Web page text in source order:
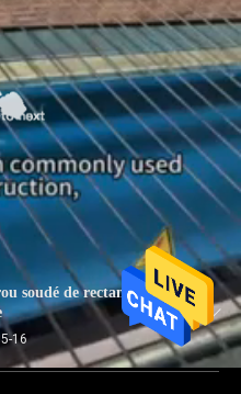
soudé de rectangle de
16